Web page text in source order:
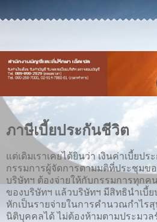
ภาษีเบี้ยประกันชีวิต
แต่เดิมเราเคยได้ยินว่า เงินค่าเบี้ยป
กรรมการผู้จัดการตามมติที่ประชุมข
บริษัทฯ ต้องจ่ายให้กับกรรมการทุกค
ของบริษัทฯ แล้วบริษัทฯ มีสิทธินำเบี้
หักเป็นรายจ่ายในการคำนวณกำไรสุ
นิติบุคคลได้ ไม่ต้องห้ามตามประมวล